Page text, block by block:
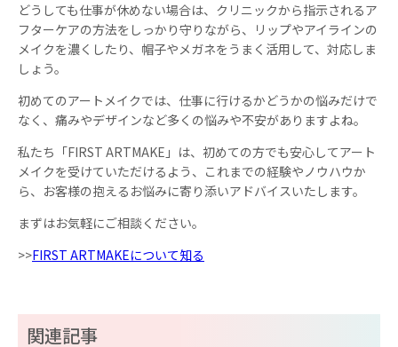
どうしても仕事が休めない場合は、クリニックから指示されるア
フターケアの方法をしっかり守りながら、リップやアイラインの
メイクを濃くしたり、帽子やメガネをうまく活用して、対応しま
しょう。
初めてのアートメイクでは、仕事に行けるかどうかの悩みだけで
なく、痛みやデザインなど多くの悩みや不安がありますよね。
私たち「FIRST ARTMAKE」は、初めての方でも安心してアート
メイクを受けていただけるよう、これまでの経験やノウハウか
ら、お客様の抱えるお悩みに寄り添いアドバイスいたします。
まずはお気軽にご相談ください。
>>FIRST ARTMAKEについて知る
関連記事